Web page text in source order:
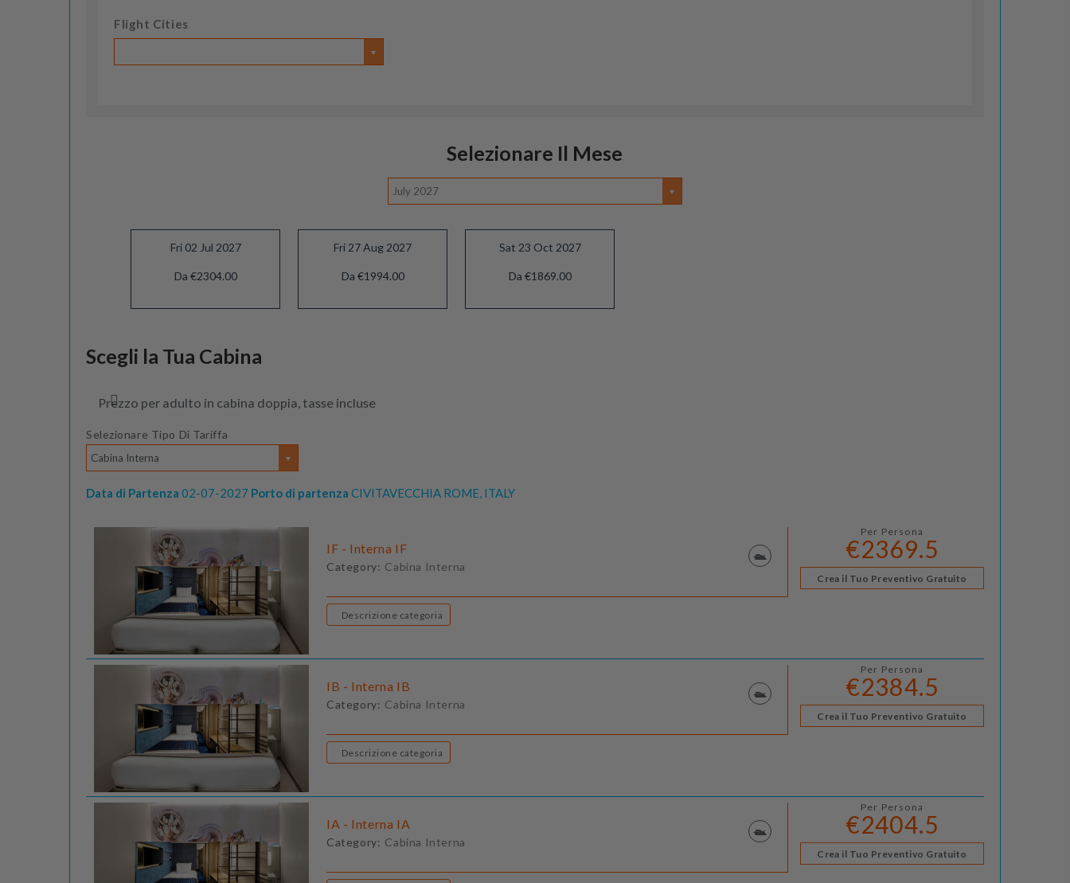
Flight Cities
Selezionare Il Mese
July 2027
Fri 02 Jul 2027
Da €2304.00
Fri 27 Aug 2027
Da €1994.00
Sat 23 Oct 2027
Da €1869.00
Scegli la Tua Cabina
Prezzo per adulto in cabina doppia, tasse incluse
Selezionare Tipo Di Tariffa
Cabina Interna
Data di Partenza 02-07-2027 Porto di partenza CIVITAVECCHIA ROME, ITALY
IF - Interna IF
Category: Cabina Interna
Per Persona
€2369.5
Crea il Tuo Preventivo Gratuito
Descrizione categoria
IB - Interna IB
Category: Cabina Interna
Per Persona
€2384.5
Crea il Tuo Preventivo Gratuito
Descrizione categoria
IA - Interna IA
Category: Cabina Interna
Per Persona
€2404.5
Crea il Tuo Preventivo Gratuito